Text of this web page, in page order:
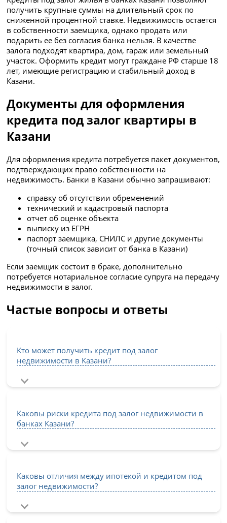
получить крупные суммы на длительный срок по
сниженной процентной ставке. Недвижимость остается
в собственности заемщика, однако продать или
подарить ее без согласия банка нельзя. В качестве
залога подходят квартира, дом, гараж или земельный
участок. Оформить кредит могут граждане РФ старше 18
лет, имеющие регистрацию и стабильный доход в
Казани.
Документы для оформления
кредита под залог квартиры в
Казани
Для оформления кредита потребуется пакет документов,
подтверждающих право собственности на
недвижимость. Банки в Казани обычно запрашивают:
справку об отсутствии обременений
технический и кадастровый паспорта
отчет об оценке объекта
выписку из ЕГРН
паспорт заемщика, СНИЛС и другие документы
(точный список зависит от банка в Казани)
Если заемщик состоит в браке, дополнительно
потребуется нотариальное согласие супруга на передачу
недвижимости в залог.
Частые вопросы и ответы
Кто может получить кредит под залог
недвижимости в Казани?
Каковы риски кредита под залог недвижимости в
банках Казани?
Каковы отличия между ипотекой и кредитом под
залог недвижимости?